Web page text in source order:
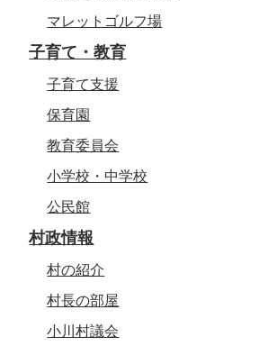
マレットゴルフ場
子育て・教育
子育て支援
保育園
教育委員会
小学校・中学校
公民館
村政情報
村の紹介
村長の部屋
小川村議会